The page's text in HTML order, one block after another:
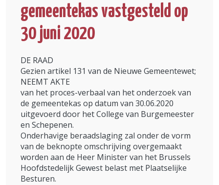
gemeentekas vastgesteld op
30 juni 2020
DE RAAD
Gezien artikel 131 van de Nieuwe Gemeentewet;
NEEMT AKTE
van het proces-verbaal van het onderzoek van
de gemeentekas op datum van 30.06.2020
uitgevoerd door het College van Burgemeester
en Schepenen.
Onderhavige beraadslaging zal onder de vorm
van de beknopte omschrijving overgemaakt
worden aan de Heer Minister van het Brussels
Hoofdstedelijk Gewest belast met Plaatselijke
Besturen.